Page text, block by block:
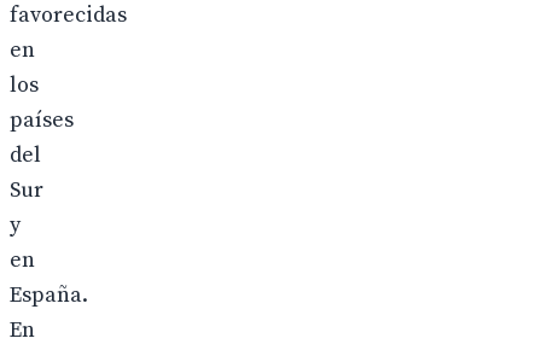
favorecidas
en
los
países
del
Sur
y
en
España.
En